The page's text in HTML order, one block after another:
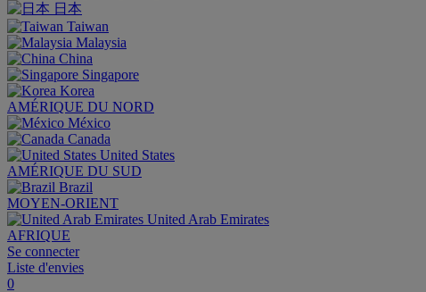
日本
Taiwan
Malaysia
China
Singapore
Korea
AMÉRIQUE DU NORD
México
Canada
United States
AMÉRIQUE DU SUD
Brazil
MOYEN-ORIENT
United Arab Emirates
AFRIQUE
Se connecter
Liste d'envies
0